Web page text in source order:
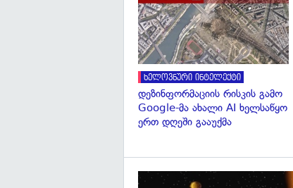
ხელოვნური ინტელექტი
დეზინფორმაციის რისკის გამო
Google-მა ახალი AI ხელსაწყო
ერთ დღეში გააუქმა